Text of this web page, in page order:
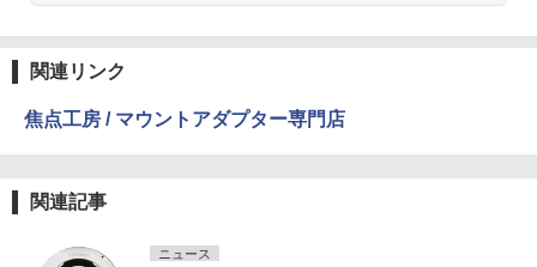
関連リンク
焦点工房 / マウントアダプター専門店
関連記事
ニュース